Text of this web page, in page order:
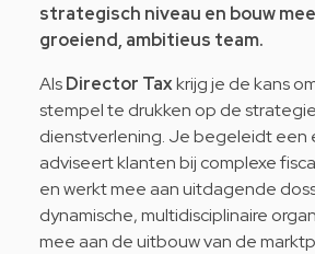
strategisch niveau en bouw
groeiend, ambitieus team.
AlsDirector Taxkrijg je de kans
stempel te drukken op de
dienstverlening. Je begeleidt een
adviseert klanten bij complexe
en werkt mee aan uitdagende
dynamische, multidisciplinaire
mee aan de uitbouw van de